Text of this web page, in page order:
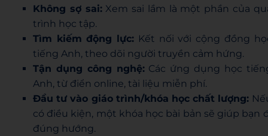
Không sợ sai:Xem sai lầm là một phần của
trình học tập.
Tìm kiếm động lực: Kết nối với cộng đồng
tiếng Anh, theo dõi người truyền cảm hứng.
Tận dụng công nghệ:Các ứng dụng học
Anh, từ điển online, tài liệu miễn phí.
Đầu tư vào giáo trình/khóa học chất lượng:
có điều kiện, một khóa học bài bản sẽ giúp bạn
đúng hướng.